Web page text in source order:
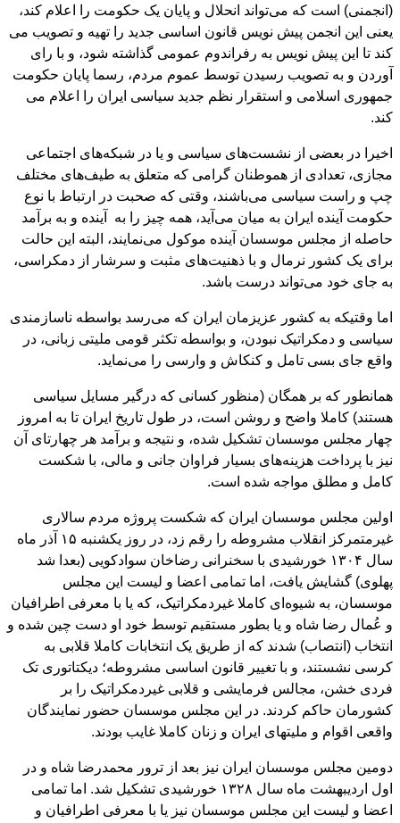
(انجمنی) است که می‌تواند انحلال و پایان یک حکومت را اعلام کند،
یعنی این انجمن پیش نویس قانون اساسی جدید را تهیه و تصویب می
کند تا این پیش نویس به رفراندوم عمومی گذاشته شود، و با رای
آوردن و به تصویب رسیدن توسط عموم مردم، رسما پایان حکومت
جمهوری اسلامی و استقرار نظم جدید سیاسی ایران را اعلام می
کند.
اخیرا در بعضی از نشست‌های سیاسی و یا در شبکه‌های اجتماعی
مجازی، تعدادی از هموطنان گرامی که متعلق به طیف‌های مختلف
چپ و راست سیاسی می‌باشند، وقتی که صحبت در ارتباط با نوع
حکومت آینده ایران به میان می‌آید، همه چیز را به آینده و به برآمد
حاصله از مجلس موسسان آینده موکول می‌نمایند، البته این حالت
برای یک کشور نرمال و با ذهنیت‌های مثبت و سرشار از دمکراسی،
به جای خود می‌تواند درست باشد.
اما وقتیکه به کشور عزیزمان ایران که می‌رسد بواسطه ناسازمندی
سیاسی و دمکراتیک نبودن، و بواسطه تکثر قومی ملیتی زبانی، در
واقع جای بسی تامل و کنکاش و وارسی را می‌نماید.
همانطور که بر همگان (منظور کسانی که درگیر مسایل سیاسی
هستند) کاملا واضح و روشن است، در طول تاریخ ایران تا به امروز
چهار مجلس موسسان تشکیل شده، و نتیجه و برآمد هر چهارتای آن
نیز با پرداخت هزینه‌های بسیار فراوان جانی و مالی، با شکست
کامل و مطلق مواجه شده است.
اولین مجلس موسسان ایران که شکست پروژه مردم سالاری
غیرمتمرکز انقلاب مشروطه را رقم زد، در روز یکشنبه ۱۵ آذر ماه
سال ۱۳۰۴ خورشیدی با سخنرانی رضاخان سوادکویی (بعدا شد
پهلوی) گشایش یافت، اما تمامی اعضا و لیست این مجلس
موسسان، به شیوه‌ای کاملا غیردمکراتیک، که یا با معرفی اطرافیان
و عُمال رضا شاه و یا بطور مستقیم توسط خود او دست چین شده و
انتخاب (انتصاب) شدند که از طریق یک انتخابات کاملا قلابی به
کرسی نشستند، و با تغییر قانون اساسی مشروطه؛ دیکتاتوری تک
فردی خشن، مجالس فرمایشی و قلابی غیردمکراتیک را بر
کشورمان حاکم کردند. در این مجلس موسسان حضور نمایندگان
واقعی اقوام و ملیتهای ایران و زنان کاملا غایب بودند.
دومین مجلس موسسان ایران نیز بعد از ترور محمدرضا شاه و در
اول اردیبهشت ماه سال ۱۳۲۸ خورشیدی تشکیل شد. اما تمامی
اعضا و لیست این مجلس موسسان نیز یا با معرفی اطرافیان و